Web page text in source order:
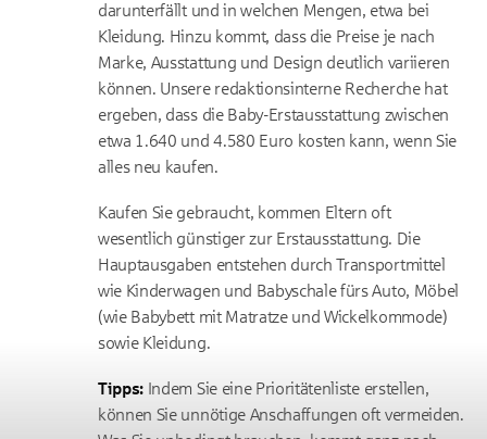
darunterfällt und in welchen Mengen, etwa bei
Kleidung. Hinzu kommt, dass die Preise je nach
Marke, Ausstattung und Design deutlich variieren
können. Unsere redaktionsinterne Recherche hat
ergeben, dass die Baby-Erstausstattung zwischen
etwa 1.640 und 4.580 Euro kosten kann, wenn Sie
alles neu kaufen.
Kaufen Sie gebraucht, kommen Eltern oft
wesentlich günstiger zur Erstausstattung. Die
Hauptausgaben entstehen durch Transportmittel
wie Kinderwagen und Babyschale fürs Auto, Möbel
(wie Babybett mit Matratze und Wickelkommode)
sowie Kleidung.
Tipps: Indem Sie eine Prioritätenliste erstellen,
können Sie unnötige Anschaffungen oft vermeiden.